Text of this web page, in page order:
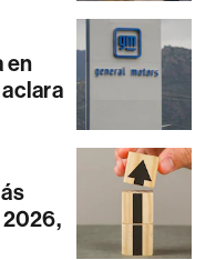
en
2026,